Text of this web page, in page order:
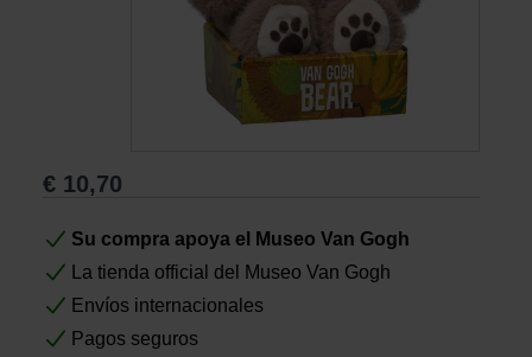
Regalos
€ 10,70
Su compra apoya el Museo Van Gogh
La tienda official del Museo Van Gogh
Envíos internacionales
Pagos seguros